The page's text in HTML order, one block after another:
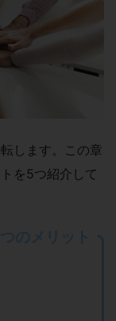
します。この章
を5つ紹介して